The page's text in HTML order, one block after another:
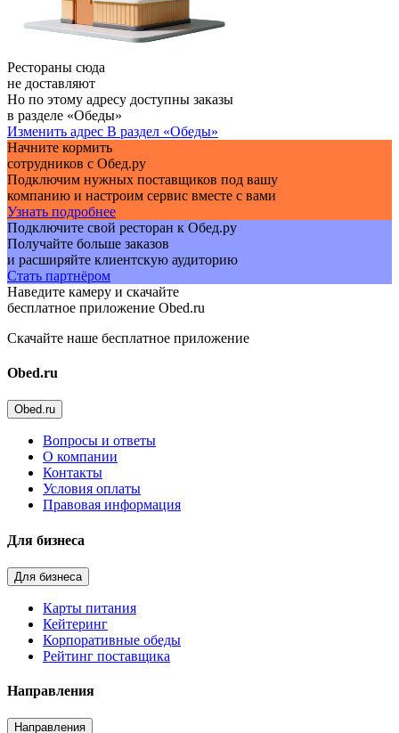
Рестораны сюда
не доставляют
Но по этому адресу доступны заказы
в разделе «Обеды»
Изменить адрес В раздел «Обеды»
Начните кормить
сотрудников с Обед.ру
Подключим нужных поставщиков под вашу
компанию и настроим сервис вместе с вами
Узнать подробнее
Подключите свой ресторан к Обед.ру
Получайте больше заказов
и расширяйте клиентскую аудиторию
Стать партнёром
Наведите камеру и скачайте
бесплатное приложение Obed.ru
Скачайте наше бесплатное приложение
Obed.ru
Obed.ru
Вопросы и ответы
О компании
Контакты
Условия оплаты
Правовая информация
Для бизнеса
Для бизнеса
Карты питания
Кейтеринг
Корпоративные обеды
Рейтинг поставщика
Направления
Направления